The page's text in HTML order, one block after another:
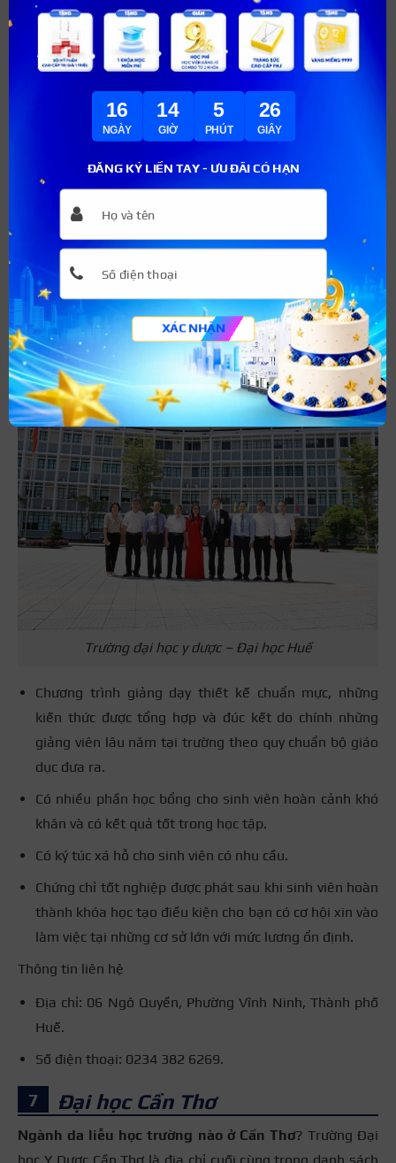
phố Thái Nguyên, Thái Nguyên.
Số điện thoại: 0208 3852 671.
Tham khảo: Bác sĩ da liễu học mấy năm? Lộ trình đào tạo
đầy đủ mới nhất
Trường đại học y dược – Đại học
Huế
Nằm trong hệ thống đại học quốc gia, Trường đại học y
lượng top đầu cả nước. Bạn đang phân vân ngành da liễu
học trường nào, hãy cùng tìm hiểu những ưu điểm sau
đây của cơ sở đào tạo để có cho mình thêm thông tin:
Cơ sở vật chất được đầu tư, tạo điều kiện cho sinh
viên được học tập trong môi trường thoải mái nhất.
Trường đại học y dược – Đại học Huế
Chương trình giảng dạy thiết kế chuẩn mực, những
kiến thức được tổng hợp và đúc kết do chính những
giảng viên lâu năm tại trường theo quy chuẩn bộ giáo
dục đưa ra.
Có nhiều phần học bổng cho sinh viên hoàn cảnh khó
khăn và có kết quả tốt trong học tập.
Có ký túc xá hỗ cho sinh viên có nhu cầu.
Chứng chỉ tốt nghiệp được phát sau khi sinh viên hoàn
thành khóa học tạo điều kiện cho bạn có cơ hội xin vào
làm việc tại những cơ sở lớn với mức lương ổn định.
Thông tin liên hệ
Địa chỉ: 06 Ngô Quyền, Phường Vĩnh Ninh, Thành phố
Huế.
Số điện thoại: 0234 382 6269.
Đại học Cần Thơ
Ngành da liễu học trường nào ở Cần Thơ? Trường Đại
học Y Dược Cần Thơ là địa chỉ cuối cùng trong danh sách
ĐĂNG KÝ LIỀN TAY - ƯU ĐÃI CÓ HẠN
16
NGÀY
14
GIỜ
5
PHÚT
24
GIÂY
XÁC NHẬN